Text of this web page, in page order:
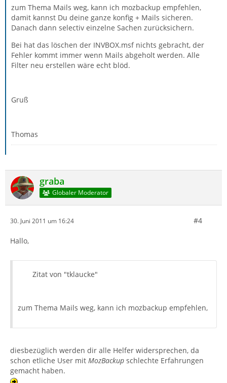
zum Thema Mails weg, kann ich mozbackup empfehlen,
damit kannst Du deine ganze konfig + Mails sicheren.
Danach dann selectiv einzelne Sachen zurücksichern.
Bei hat das löschen der INVBOX.msf nichts gebracht, der
Fehler kommt immer wenn Mails abgeholt werden. Alle
Filter neu erstellen wäre echt blöd.
Gruß
Thomas
graba
Globaler Moderator
30. Juni 2011 um 16:24 #4
Hallo,
Zitat von "tklaucke"
zum Thema Mails weg, kann ich mozbackup empfehlen,
diesbezüglich werden dir alle Helfer widersprechen, da
schon etliche User mit MozBackup schlechte Erfahrungen
gemacht haben.